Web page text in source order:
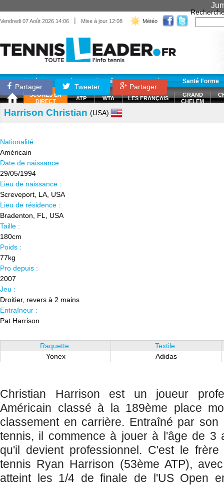
Vendredi 07 Août 2026 14:06 | Mise à jour 12:08 Météo
Matériel Entraînement Santé Forme
SCORES EN
DIRECT
ATP WTA LES FRANÇAIS
GRAND
CHELEM
Partager Tweeter Partager
Harrison Christian (USA)
Nationalité :
Américain
Date de naissance :
29/05/1994
Lieu de naissance :
Screveport, LA, USA
Lieu de résidence :
Bradenton, FL, USA
Taille :
180cm
Poids :
77kg
Pro depuis :
2007
Jeu :
Droitier, revers à 2 mains
Entraîneur :
Pat Harrison
Raquette
Yonex
Textile
Adidas
Christian Harrison est un joueur
Américain classé à la 189ème place
classement en carrière. Entraîné par
tennis, il commence à jouer à l'âge de 3
qu'il devient professionnel. C'est le
tennis Ryan Harrison (53ème ATP),
atteint les 1/4 de finale de l'US Open